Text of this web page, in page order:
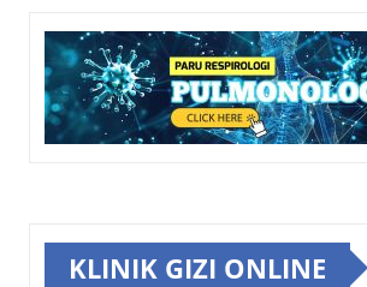
KLINIK GIZI ONLINE